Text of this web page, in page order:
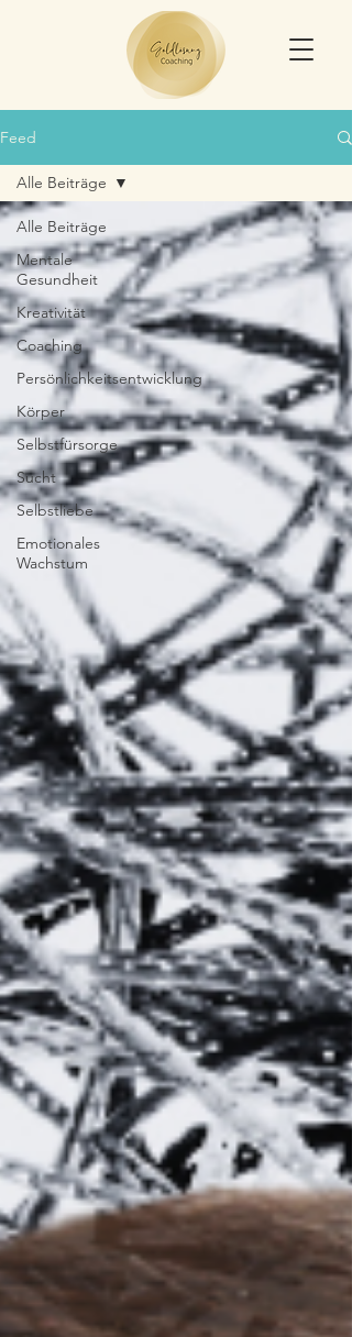
Feed
Alle Beiträge
Mentale
Gesundheit
Kreativität
Coaching
Persönlichkeitsentwicklung
Körper
Selbstfürsorge
Sucht
Selbstliebe
Emotionales
Wachstum
Alle Beiträge